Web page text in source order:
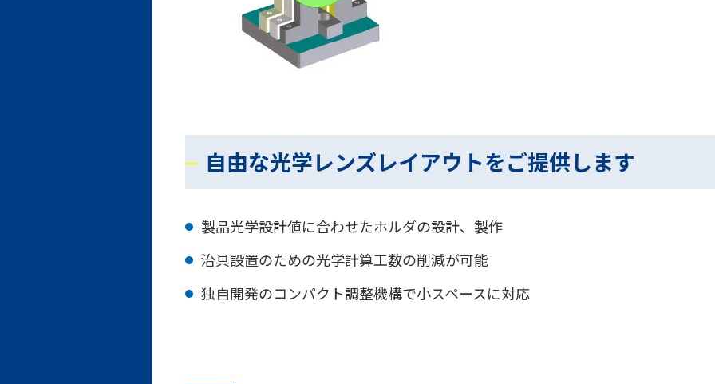
自由な光学レンズレイアウトをご提供します
製品光学設計値に合わせたホルダの設計、製作
治具設置のための光学計算工数の削減が可能
独自開発のコンパクト調整機構で小スペースに対応